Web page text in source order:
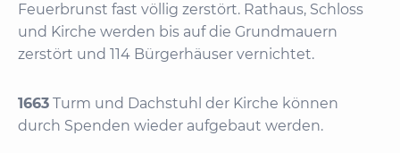
Feuerbrunst fast völlig zerstört. Rathaus, Schloss
und Kirche werden bis auf die Grundmauern
zerstört und 114 Bürgerhäuser vernichtet.
1663 Turm und Dachstuhl der Kirche können
durch Spenden wieder aufgebaut werden.